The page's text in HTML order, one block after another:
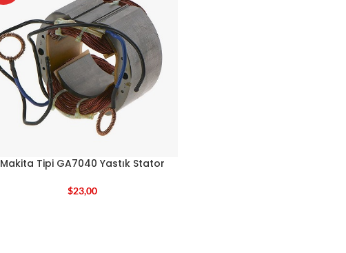
Makita Tipi GA7040 Yastık Stator
$23,00